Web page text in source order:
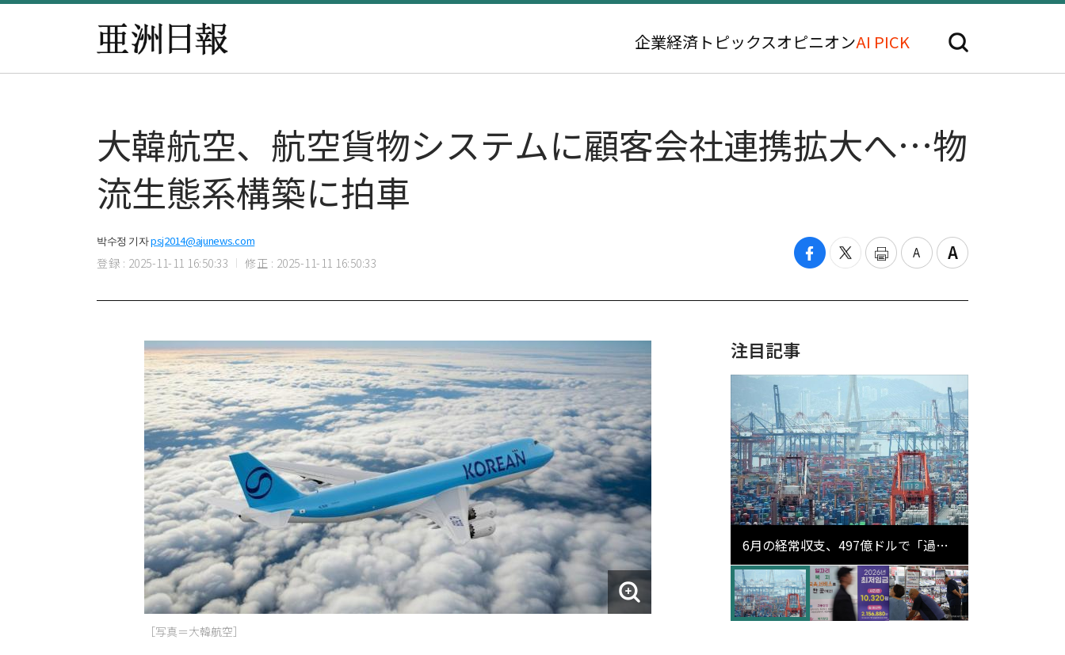
企業経済 トピックスオピニオンAI PICK
大韓航空、航空貨物システムに顧客会社連携拡大へ…物
流生態系構築に拍車
박수정 기자psj2014@ajunews.com
登録 : 2025-11-11 16:50:33 修正 : 2025-11-11 16:50:33
［写真＝大韓航空］
注目記事
6月の経常収支、497億ドルで「過去
最大」…輸出が初の1000億ドル突破